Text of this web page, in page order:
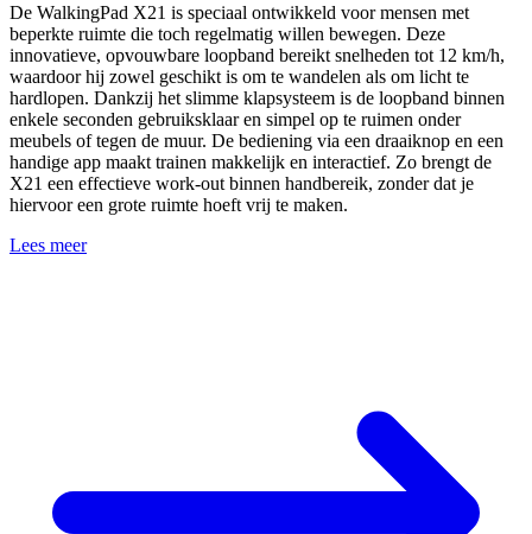
De WalkingPad X21 is speciaal ontwikkeld voor mensen met
beperkte ruimte die toch regelmatig willen bewegen. Deze
innovatieve, opvouwbare loopband bereikt snelheden tot 12 km/h,
waardoor hij zowel geschikt is om te wandelen als om licht te
hardlopen. Dankzij het slimme klapsysteem is de loopband binnen
enkele seconden gebruiksklaar en simpel op te ruimen onder
meubels of tegen de muur. De bediening via een draaiknop en een
handige app maakt trainen makkelijk en interactief. Zo brengt de
X21 een effectieve work-out binnen handbereik, zonder dat je
hiervoor een grote ruimte hoeft vrij te maken.
Lees meer